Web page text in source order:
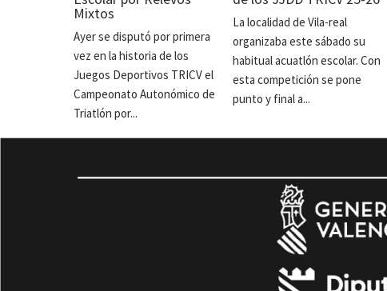
Mixtos
Ayer se disputó por primera
vez en la historia de los
Juegos Deportivos TRICV el
Campeonato Autonómico de
Triatlón por...
La localidad de Vila-real
organizaba este sábado su
habitual acuatlón escolar. Con
esta competición se pone
punto y final a...